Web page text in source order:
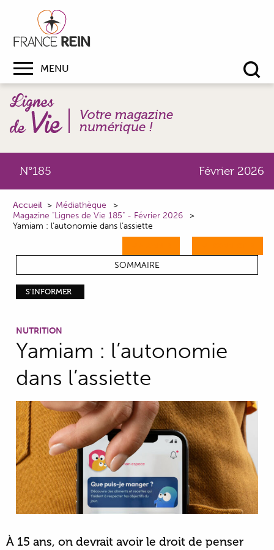
MENU
Votre magazine
numérique !
N°185 Février 2026
Accueil
Médiathèque
Magazine "Lignes de Vie 185" - Février 2026
Yamiam : l’autonomie dans l’assiette
SOMMAIRE
S'INFORMER
NUTRITION
Yamiam : l’autonomie
dans l’assiette
À 15 ans, on devrait avoir le droit de penser